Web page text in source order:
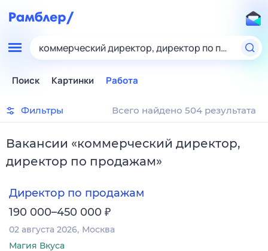
коммерческий директор, директор по продажам
Поиск Картинки Работа
Фильтры Всего найдено 504 результата
Вакансии «коммерческий директор,
директор по продажам»
Директор по продажам
190 000–450 000 ₽
02 августа 2026 Москва
Магия Вкуса